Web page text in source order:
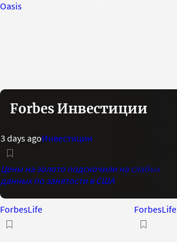
Oasis
Forbes Инвестиции
3 days agoИнвестиции
Цены на золото подскочили на слабых
данных по занятости в США
ForbesLife
ForbesLife